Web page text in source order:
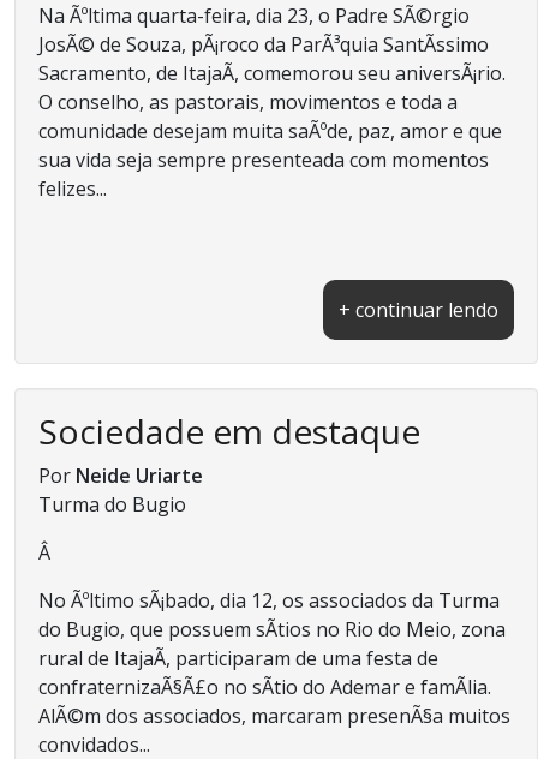
Na Ãºltima quarta-feira, dia 23, o Padre SÃ©rgio
JosÃ© de Souza, pÃ¡roco da ParÃ³quia SantÃ­ssimo
Sacramento, de ItajaÃ­, comemorou seu aniversÃ¡rio.
O conselho, as pastorais, movimentos e toda a
comunidade desejam muita saÃºde, paz, amor e que
sua vida seja sempre presenteada com momentos
felizes...
+ continuar lendo
Sociedade em destaque
Por Neide Uriarte
Turma do Bugio
Â
No Ãºltimo sÃ¡bado, dia 12, os associados da Turma
do Bugio, que possuem sÃ­tios no Rio do Meio, zona
rural de ItajaÃ­, participaram de uma festa de
confraternizaÃ§Ã£o no sÃ­tio do Ademar e famÃ­lia.
AlÃ©m dos associados, marcaram presenÃ§a muitos
convidados...